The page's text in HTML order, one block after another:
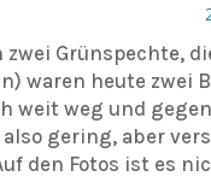
zwei Grünspechte,
waren heute zwei
weit weg und
also gering, aber
den Fotos ist es